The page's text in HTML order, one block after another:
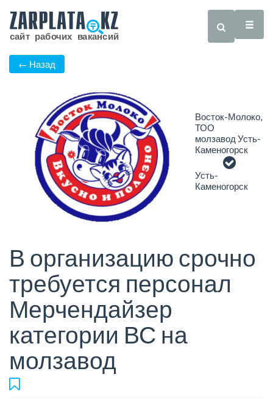
← Назад
Восток-Молоко,
ТОО
молзавод Усть-
Каменогорск
Усть-
Каменогорск
В организацию срочно
требуется персонал
Мерчендайзер
категории ВС на
молзавод